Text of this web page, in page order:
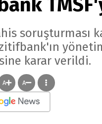
soruşturması
karar verildi.
A A